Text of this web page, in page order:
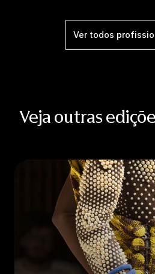
Ver todos
Veja outras